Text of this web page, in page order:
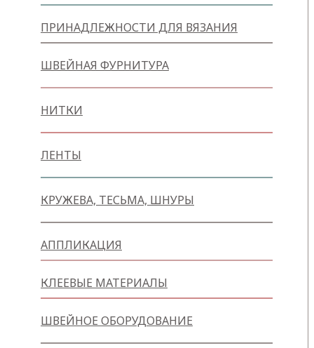
ПРИНАДЛЕЖНОСТИ ДЛЯ ВЯЗАНИЯ
ШВЕЙНАЯ ФУРНИТУРА
НИТКИ
ЛЕНТЫ
КРУЖЕВА, ТЕСЬМА, ШНУРЫ
АППЛИКАЦИЯ
КЛЕЕВЫЕ МАТЕРИАЛЫ
ШВЕЙНОЕ ОБОРУДОВАНИЕ